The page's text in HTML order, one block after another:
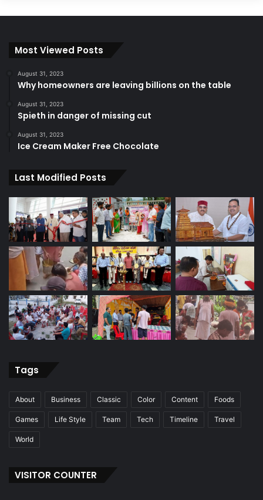
Most Viewed Posts
August 31, 2023
Why homeowners are leaving billions on the table
August 31, 2023
Spieth in danger of missing cut
August 31, 2023
Ice Cream Maker Free Chocolate
Last Modified Posts
Tags
About Business Classic Color Content Foods
Games Life Style Team Tech Timeline Travel
World
VISITOR COUNTER